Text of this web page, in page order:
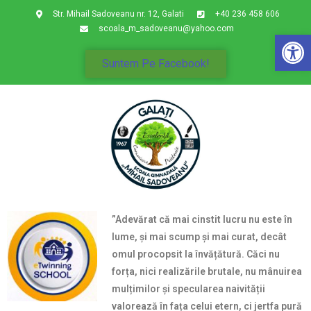
Suntem Pe Facebook!
Str. Mihail Sadoveanu nr. 12, Galati
+40 236 458 606
scoala_m_sadoveanu@yahoo.com
”Adevărat că mai cinstit lucru nu este în
lume, și mai scump și mai curat, decât
omul procopsit la învățătură. Căci nu
forța, nici realizările brutale, nu mânuirea
mulțimilor și specularea naivității
valorează în fața celui etern, ci jertfa pură